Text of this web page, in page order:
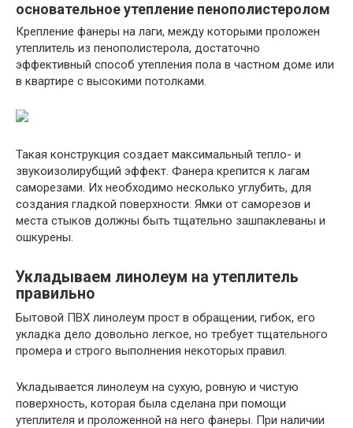
основательное утепление пенополистеролом
Крепление фанеры на лаги, между которыми проложен
утеплитель из пенополистерола, достаточно
эффективный способ утепления пола в частном доме или
в квартире с высокими потолками.
Такая конструкция создает максимальный тепло- и
звукоизолирубщий эффект. Фанера крепится к лагам
саморезами. Их необходимо несколько углубить, для
создания гладкой поверхности. Ямки от саморезов и
места стыков должны быть тщательно зашпаклеваны и
ошкурены.
Укладываем линолеум на утеплитель
правильно
Бытовой ПВХ линолеум прост в обращении, гибок, его
укладка дело довольно легкое, но требует тщательного
промера и строго выполнения некоторых правил.
Укладывается линолеум на сухую, ровную и чистую
поверхность, которая была сделана при помощи
утеплителя и проложенной на него фанеры. При наличии